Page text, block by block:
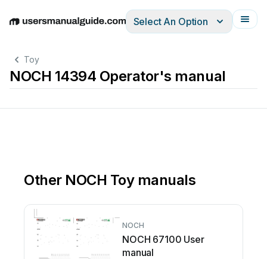
EnglishDeutschEspañolItalianoFrançais
Select An Option
Toy
NOCH 14394 Operator's manual
Other NOCH Toy manuals
NOCH
NOCH 67100 User
manual